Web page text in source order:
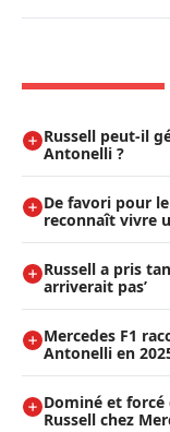
Russell peut-il
Antonelli ?
De favori pour
reconnaît vivre
Russell a pris
arriverait pas’
Mercedes F1
Antonelli en
Dominé et forcé
Russell chez